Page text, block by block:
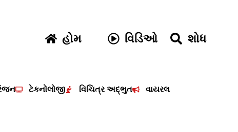
હોમ વિડિઓ શોધ
ટેકનોલોજી વિચિત્ર અદ્ભુત વાયરલ